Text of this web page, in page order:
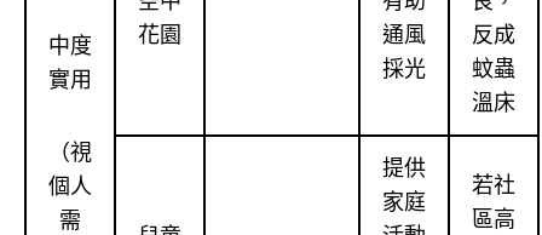
中度
實用
（視
個人
需
花園
通風
採光
反成
蚊蟲
溫床
提供
家庭
若社
區高